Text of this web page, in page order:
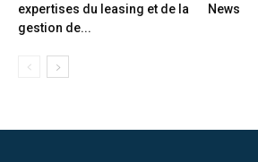
expertises du leasing et de la
gestion de...
News